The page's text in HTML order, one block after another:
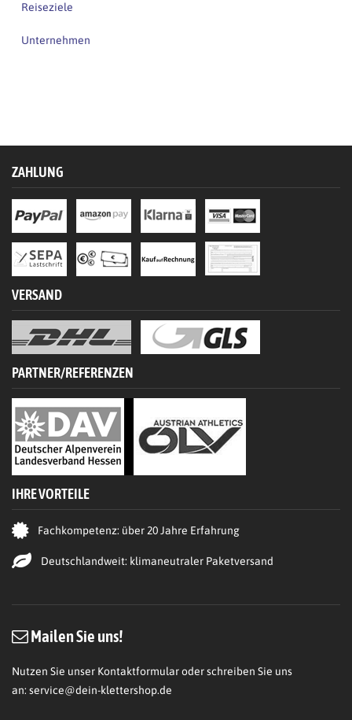
Reiseziele
Unternehmen
ZAHLUNG
VERSAND
PARTNER/REFERENZEN
IHRE VORTEILE
Fachkompetenz: über 20 Jahre Erfahrung
Deutschlandweit: klimaneutraler Paketversand
Mailen Sie uns!
Nutzen Sie unser Kontaktformular oder schreiben Sie uns
an: service@dein-klettershop.de